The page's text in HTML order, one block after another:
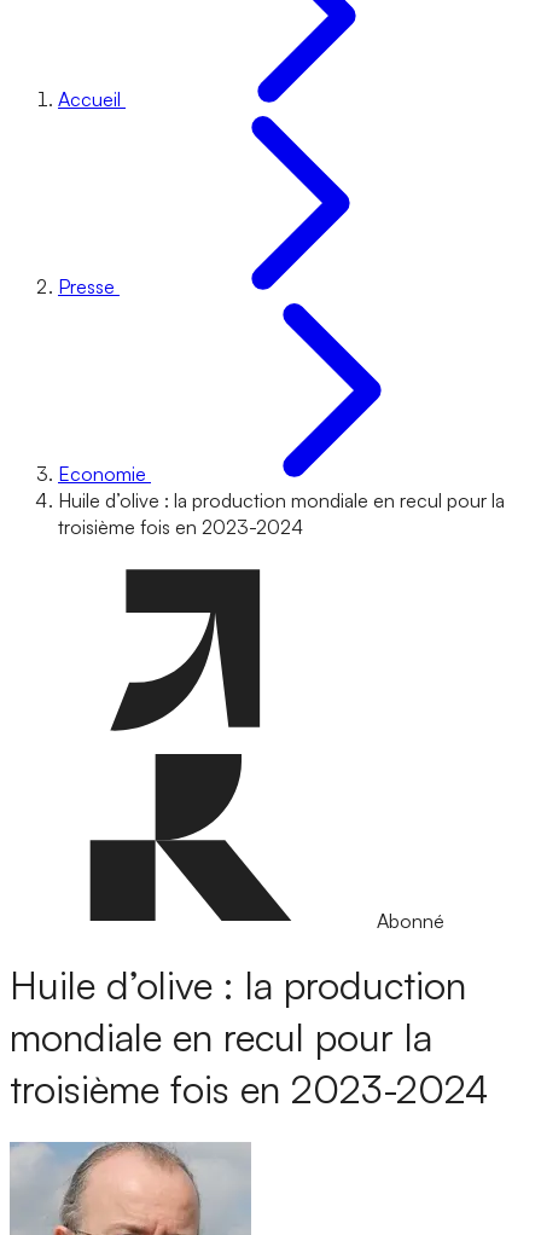
Accueil
Presse
Economie
Huile d’olive : la production mondiale en recul pour la
troisième fois en 2023-2024
Abonné
Huile d’olive : la production
mondiale en recul pour la
troisième fois en 2023-2024